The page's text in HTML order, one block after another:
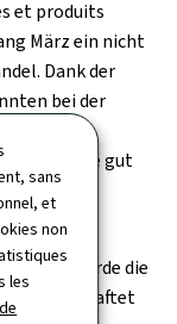
sans
et
non
les
et produits
März ein nicht
Dank der
bei der
31,5 kg
sollte gut
wurde die
verhaftet